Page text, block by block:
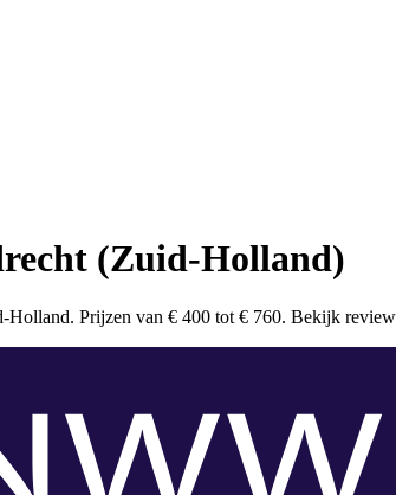
(Zuid-Holland)
Prijzen van € 400 tot € 760. Bekijk